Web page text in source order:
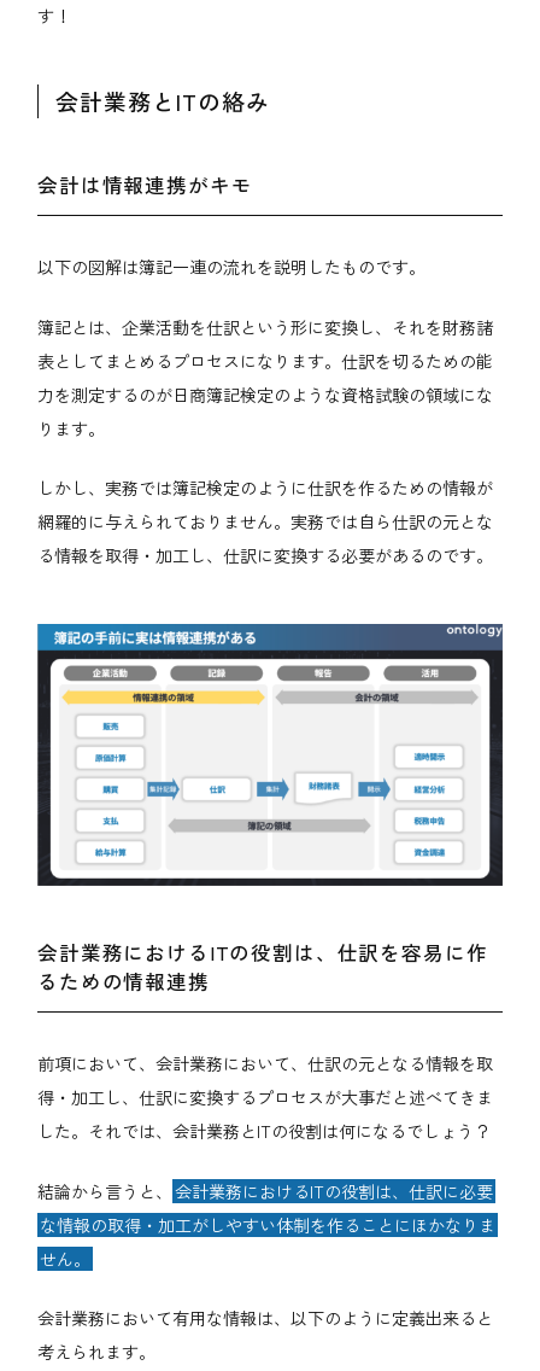
す！
会計業務とITの絡み
会計は情報連携がキモ
以下の図解は簿記一連の流れを説明したものです。
簿記とは、企業活動を仕訳という形に変換し、それを財務諸
表としてまとめるプロセスになります。仕訳を切るための能
力を測定するのが日商簿記検定のような資格試験の領域にな
ります。
しかし、実務では簿記検定のように仕訳を作るための情報が
網羅的に与えられておりません。実務では自ら仕訳の元とな
る情報を取得・加工し、仕訳に変換する必要があるのです。
会計業務におけるITの役割は、仕訳を容易に作
るための情報連携
前項において、会計業務において、仕訳の元となる情報を取
得・加工し、仕訳に変換するプロセスが大事だと述べてきま
した。それでは、会計業務とITの役割は何になるでしょう？
結論から言うと、 会計業務におけるITの役割は、仕訳に必要
な情報の取得・加工がしやすい体制を作ることにほかなりま
せん。
会計業務において有用な情報は、以下のように定義出来ると
考えられます。